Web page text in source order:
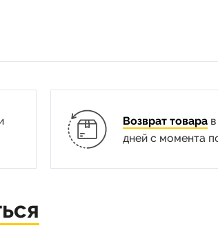
Возврат товарав
дней с момента